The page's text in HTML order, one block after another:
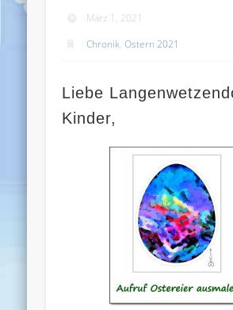
März 1, 2021
Chronik,Ostern 2021
Liebe
Kinder,